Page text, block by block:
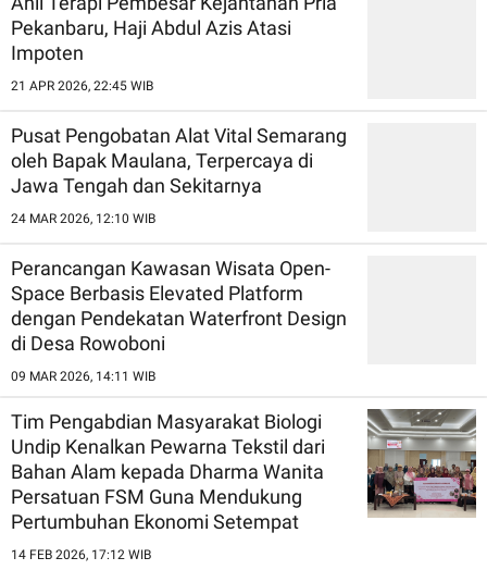
Pekanbaru, Haji Abdul Azis Atasi
Impoten
21 APR 2026, 22:45 WIB
Pusat Pengobatan Alat Vital Semarang
oleh Bapak Maulana, Terpercaya di
Jawa Tengah dan Sekitarnya
24 MAR 2026, 12:10 WIB
Perancangan Kawasan Wisata Open-
Space Berbasis Elevated Platform
dengan Pendekatan Waterfront Design
di Desa Rowoboni
09 MAR 2026, 14:11 WIB
Tim Pengabdian Masyarakat Biologi
Undip Kenalkan Pewarna Tekstil dari
Bahan Alam kepada Dharma Wanita
Persatuan FSM Guna Mendukung
Pertumbuhan Ekonomi Setempat
14 FEB 2026, 17:12 WIB